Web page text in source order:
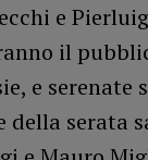
e
il
e serenate
serata